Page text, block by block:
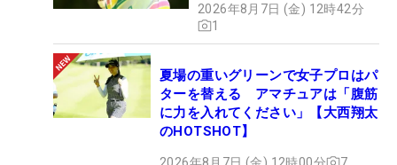
2026年8月7日 (金) 12時42分
1
夏場の重いグリーンで女子プロはパ
ターを替える アマチュアは「腹筋
に力を入れてください」【大西翔太
のHOTSHOT】
2026年8月7日 (金) 12時00分 7